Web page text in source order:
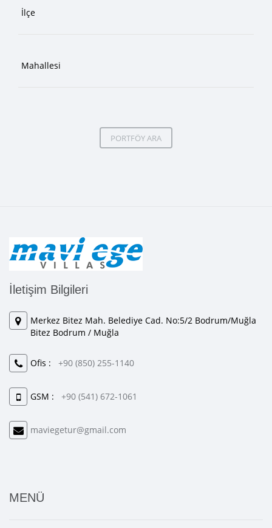
PORTFÖY ARA
İletişim Bilgileri
Merkez Bitez Mah. Belediye Cad. No:5/2 Bodrum/Muğla
Bitez Bodrum / Muğla
Ofis : +90 (850) 255-1140
GSM : +90 (541) 672-1061
maviegetur@gmail.com
MENÜ